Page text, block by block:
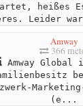
heißes
Leider
Amway
366
Amway
(e...